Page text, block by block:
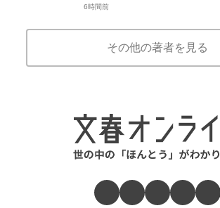
6時間前
その他の著者を見る